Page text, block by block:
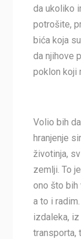
da ukoliko
potrošite,
bića koja
da njihove
poklon koji
Volio bih
hranjenje
životinja,
zemlji. To
ono što bih
a to i
izdaleka,
transporta,